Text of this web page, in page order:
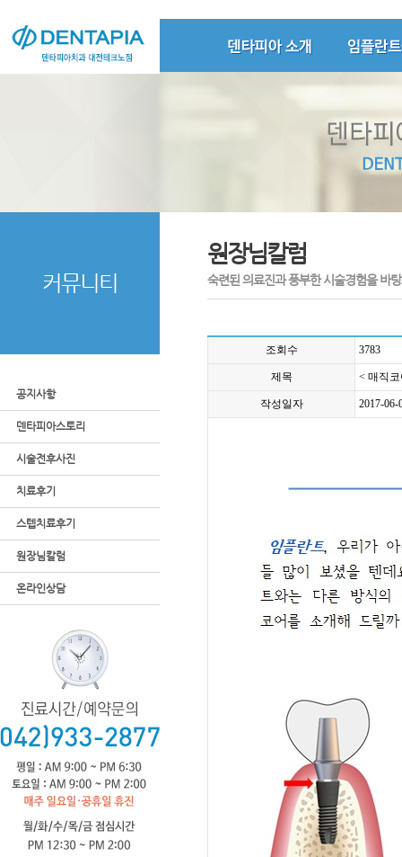
커뮤니티
공지사항
덴타피아스토리
시술전후사진
치료후기
스텝치료후기
원장님칼럼
온라인상담
원장님칼럼
숙련된 의료진과 풍부한 시술경험을 바
조회수 3783
제목 < 매직
작성일자 2017-06-